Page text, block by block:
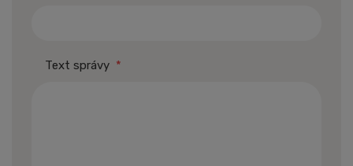
Text správy *